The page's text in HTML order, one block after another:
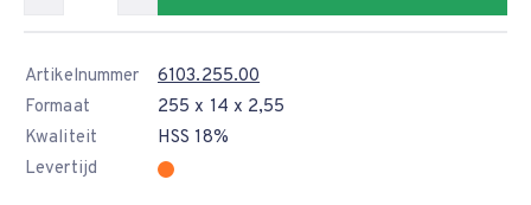
Artikelnummer
6103.255.00
Formaat
255 x 14 x 2,55
Kwaliteit
HSS 18%
Levertijd